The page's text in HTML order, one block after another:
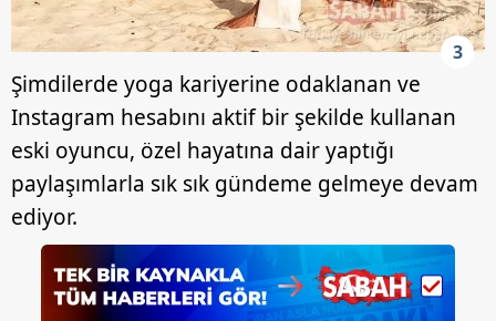
3
Şimdilerde yoga kariyerine odaklanan ve
Instagram hesabını aktif bir şekilde kullanan
eski oyuncu, özel hayatına dair yaptığı
paylaşımlarla sık sık gündeme gelmeye devam
ediyor.